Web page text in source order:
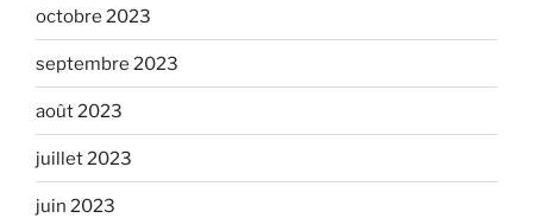
octobre 2023
septembre 2023
août 2023
juillet 2023
juin 2023